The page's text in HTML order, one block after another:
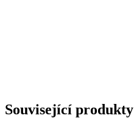
Související produkty